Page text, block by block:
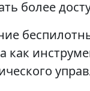
более
как